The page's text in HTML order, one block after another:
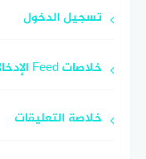
تسجيل الدخول
خلاصات Feed الإدخالات
خلاصة التعليقات